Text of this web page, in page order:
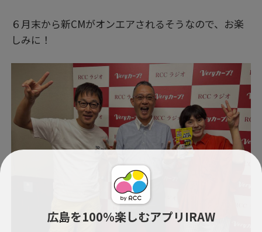
広島を100％楽しむアプリIRAW
６月末から新CMがオンエアされるそうなので、お楽
しみに！